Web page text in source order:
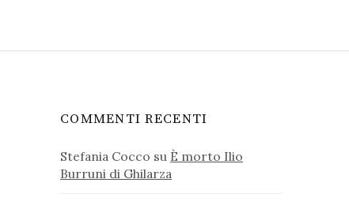
COMMENTI RECENTI
Stefania Cocco su È morto Ilio
Burruni di Ghilarza